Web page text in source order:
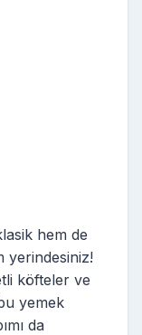
hem de
yerindesiniz!
köfteler ve
yemek
da